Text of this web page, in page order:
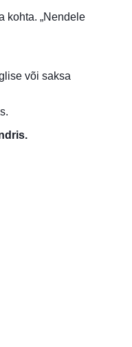
kohta. „Nendele
või saksa
.